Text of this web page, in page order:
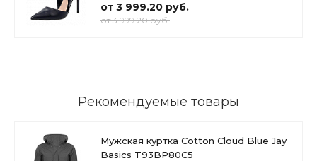
от 3 999.20 руб.
от 3 999.20 руб.
Рекомендуемые товары
Мужская куртка Cotton Cloud Blue Jay
Basics T93BP80C5